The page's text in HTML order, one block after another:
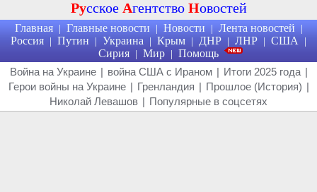
Русское Агентство Новостей
Главная | Главные новости | Новости | Лента новостей |
Россия | Путин | Украина | Крым | ДНР | ЛНР | США |
Сирия | Мир | Помощь
Война на Украине | война США с Ираном | Итоги 2025 года |
Герои войны на Украине | Гренландия | Прошлое (История) |
Николай Левашов | Популярные в соцсетях